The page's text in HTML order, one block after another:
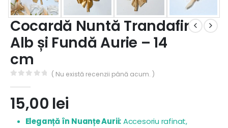
Cocardă Nuntă Trandafir
Alb și Fundă Aurie – 14
cm
( Nu există recenzii până acum. )
15,00 lei
Eleganță în Nuanțe Aurii:Accesoriu rafinat,